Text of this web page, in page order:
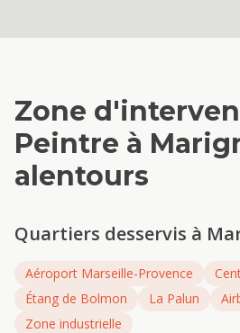
Zone
Peintre à
alentours
Quartiers desservis à
Aéroport Marseille-Provence
Étang de Bolmon
La Palun
Zone industrielle